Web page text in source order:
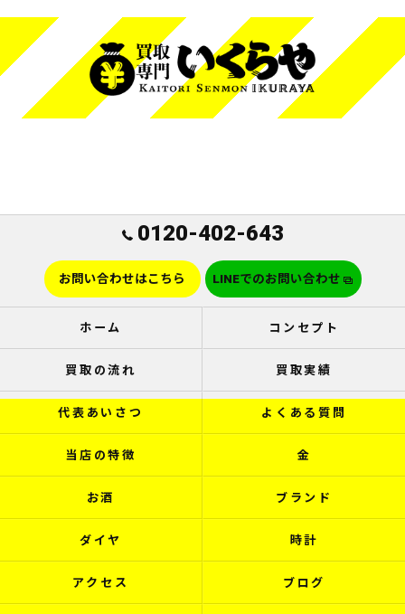
0120-402-643
お問い合わせはこちら LINEでのお問い合わせ
ホーム コンセプト
買取の流れ 買取実績
代表あいさつ よくある質問
当店の特徴 金
お酒 ブランド
ダイヤ 時計
アクセス ブログ